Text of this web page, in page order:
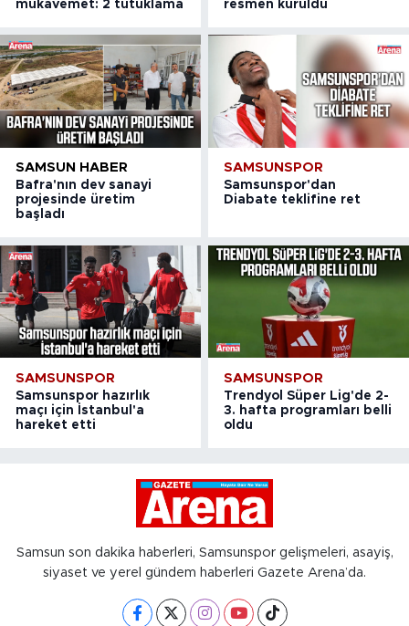
mukavemet: 2 tutuklama
resmen kuruldu
SAMSUN HABER
Bafra'nın dev sanayi
projesinde üretim
başladı
SAMSUNSPOR
Samsunspor'dan
Diabate teklifine ret
SAMSUNSPOR
Samsunspor hazırlık
maçı için İstanbul'a
hareket etti
SAMSUNSPOR
Trendyol Süper Lig'de 2-
3. hafta programları belli
oldu
Samsun son dakika haberleri, Samsunspor gelişmeleri, asayiş,
siyaset ve yerel gündem haberleri Gazete Arena’da.